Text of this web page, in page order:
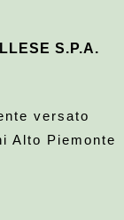
S.P.A.
versato
Alto Piemonte